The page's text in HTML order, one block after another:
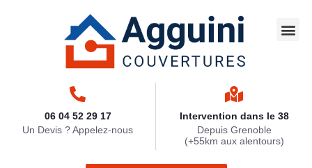
06 04 52 29 17
Un Devis ? Appelez-nous
Intervention dans le 38
Depuis Grenoble
(+55km aux alentours)